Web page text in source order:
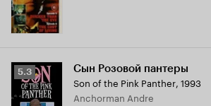
Рейтинг
Кинопоиска
5.3
5.3 Сын Розовой пантеры
Son of the Pink Panther, 1993
Anchorman Andre